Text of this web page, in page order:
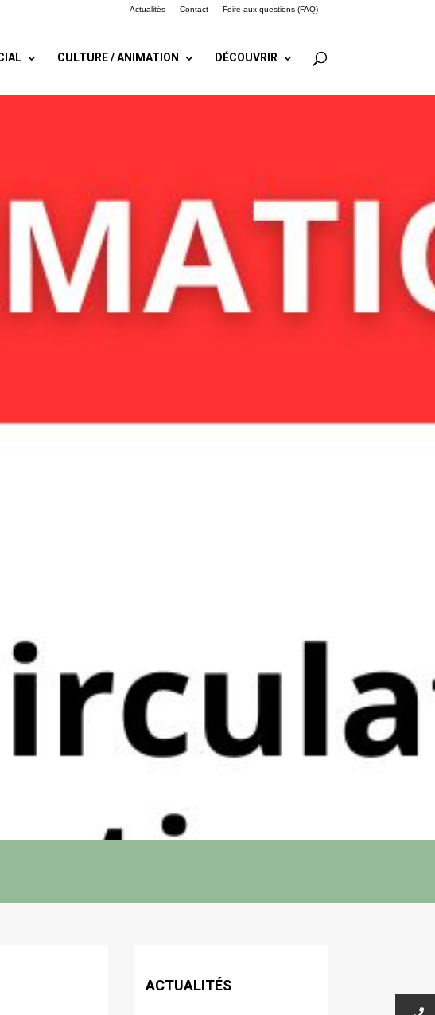
Actualités Contact Foire aux questions (FAQ)
CULTURE / ANIMATION DÉCOUVRIR
ACTUALITÉS